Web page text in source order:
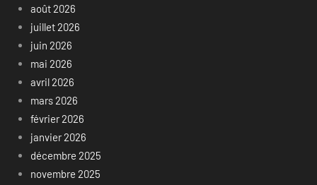
août 2026
juillet 2026
juin 2026
mai 2026
avril 2026
mars 2026
février 2026
janvier 2026
décembre 2025
novembre 2025